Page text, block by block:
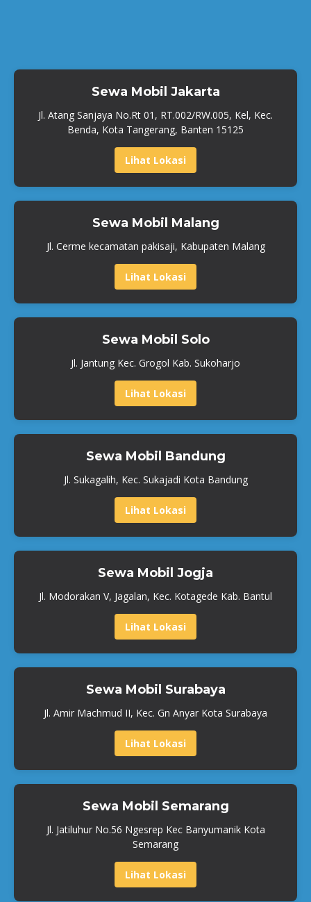
Sewa Mobil Jakarta
Jl. Atang Sanjaya No.Rt 01, RT.002/RW.005, Kel, Kec.
Benda, Kota Tangerang, Banten 15125
Lihat Lokasi
Sewa Mobil Malang
Jl. Cerme kecamatan pakisaji, Kabupaten Malang
Lihat Lokasi
Sewa Mobil Solo
Jl. Jantung Kec. Grogol Kab. Sukoharjo
Lihat Lokasi
Sewa Mobil Bandung
Jl. Sukagalih, Kec. Sukajadi Kota Bandung
Lihat Lokasi
Sewa Mobil Jogja
Jl. Modorakan V, Jagalan, Kec. Kotagede Kab. Bantul
Lihat Lokasi
Sewa Mobil Surabaya
Jl. Amir Machmud II, Kec. Gn Anyar Kota Surabaya
Lihat Lokasi
Sewa Mobil Semarang
Jl. Jatiluhur No.56 Ngesrep Kec Banyumanik Kota
Semarang
Lihat Lokasi